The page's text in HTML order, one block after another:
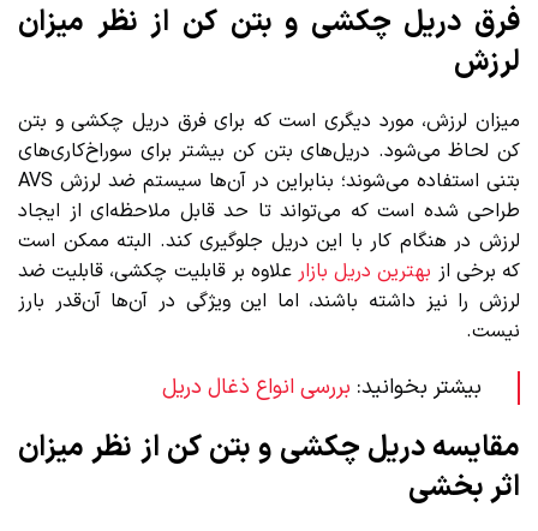
فرق دریل چکشی و بتن کن از نظر میزان
لرزش
میزان لرزش، مورد دیگری است که برای فرق دریل چکشی و بتن
کن لحاظ می‌شود. دریل‌های بتن کن بیشتر برای سوراخ‌کاری‌های
بتنی استفاده می‌شوند؛ بنابراین در آن‌ها سیستم ضد لرزش AVS
طراحی شده است که می‌تواند تا حد قابل ملاحظه‌ای از ایجاد
لرزش در هنگام کار با این دریل جلوگیری کند. البته ممکن است
که برخی از بهترین دریل بازار علاوه بر قابلیت چکشی، قابلیت ضد
لرزش را نیز داشته باشند، اما این ویژگی در آن‌ها آن‌قدر بارز
نیست.
بیشتر بخوانید: بررسی انواع ذغال دریل
مقایسه دریل چکشی و بتن کن از نظر میزان
اثر بخشی